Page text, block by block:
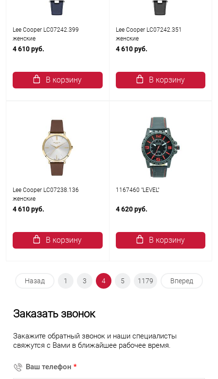
Lee Cooper LC07242.399
женские
4 610 руб.
В корзину
Lee Cooper LC07242.351
женские
4 610 руб.
В корзину
Lee Cooper LC07238.136
женские
4 610 руб.
В корзину
1167460 "LEVEL"
4 620 руб.
В корзину
Назад 1 3 4 5 1179 Вперед
Заказать звонок
Закажите обратный звонок и наши специалисты
свяжутся с Вами в ближайшее рабочее время.
Ваш телефон *